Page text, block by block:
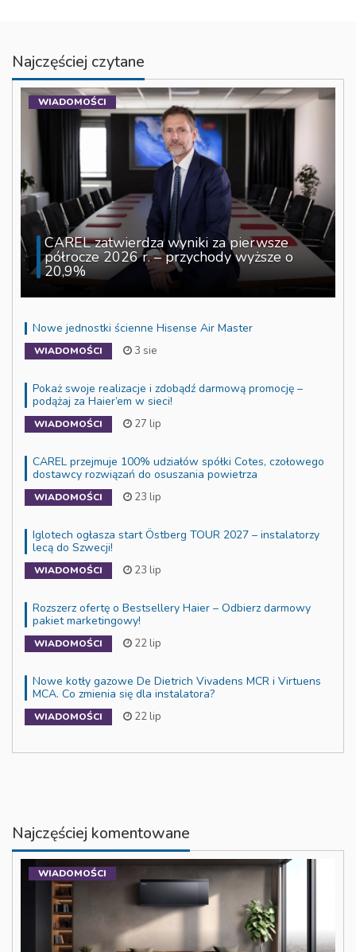
Najczęściej czytane
CAREL zatwierdza wyniki za pierwsze
półrocze 2026 r. – przychody wyższe o
20,9%
WIADOMOŚCI
Nowe jednostki ścienne Hisense Air Master
WIADOMOŚCI 3 sie
Pokaż swoje realizacje i zdobądź darmową promocję –
podążaj za Haier’em w sieci!
WIADOMOŚCI 27 lip
CAREL przejmuje 100% udziałów spółki Cotes, czołowego
dostawcy rozwiązań do osuszania powietrza
WIADOMOŚCI 23 lip
Iglotech ogłasza start Östberg TOUR 2027 – instalatorzy
lecą do Szwecji!
WIADOMOŚCI 23 lip
Rozszerz ofertę o Bestsellery Haier – Odbierz darmowy
pakiet marketingowy!
WIADOMOŚCI 22 lip
Nowe kotły gazowe De Dietrich Vivadens MCR i Virtuens
MCA. Co zmienia się dla instalatora?
WIADOMOŚCI 22 lip
Najczęściej komentowane
WIADOMOŚCI